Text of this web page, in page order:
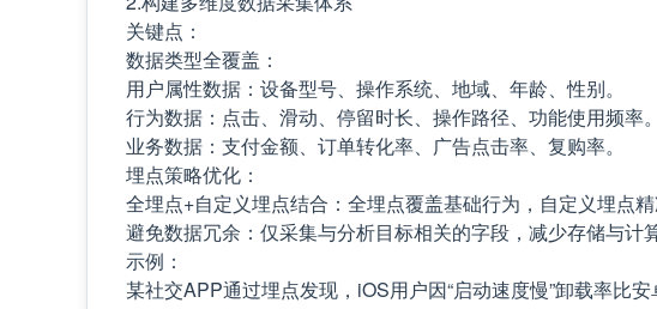
关键点：
数据类型全覆盖：
用户属性数据：设备型号、操作系统、地域、年龄、性别。
行为数据：点击、滑动、停留时长、操作路径、功能使用频率。
业务数据：支付金额、订单转化率、广告点击率、复购率。
埋点策略优化：
全埋点+自定义埋点结合：全埋点覆盖基础行为，自定义埋点
避免数据冗余：仅采集与分析目标相关的字段，减少存储与计算
示例：
某社交APP通过埋点发现，iOS用户因“启动速度慢”卸载率比